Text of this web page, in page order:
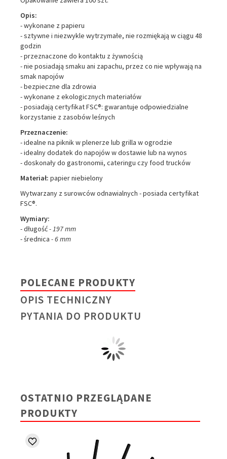
Opis:
- wykonane z papieru
- sztywne i niezwykle wytrzymałe, nie rozmiękają w ciągu 48
godzin
- przeznaczone do kontaktu z żywnością
- nie posiadają smaku ani zapachu, przez co nie wpływają na
smak napojów
- bezpieczne dla zdrowia
- wykonane z ekologicznych materiałów
- posiadają certyfikat FSC®: gwarantuje odpowiedzialne
korzystanie z zasobów leśnych
Przeznaczenie:
- idealne na piknik w plenerze lub grilla w ogrodzie
- idealny dodatek do napojów w dostawie lub na wynos
- doskonały do gastronomii, cateringu czy food trucków
Materiał: papier niebielony
Wytwarzany z surowców odnawialnych - posiada certyfikat
FSC®.
Wymiary:
- długość- 197 mm
- średnica - 6 mm
POLECANE PRODUKTY
OPIS TECHNICZNY
PYTANIA DO PRODUKTU
OSTATNIO PRZEGLĄDANE
PRODUKTY